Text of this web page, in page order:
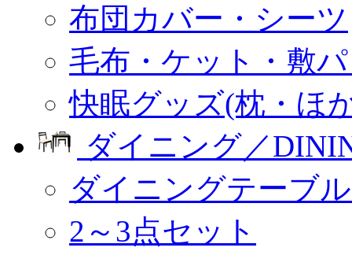
布団カバー・シーツ
毛布・ケット・敷
快眠グッズ(枕・ほ
ダイニング／
ダイニングテーブ
2～3点セット